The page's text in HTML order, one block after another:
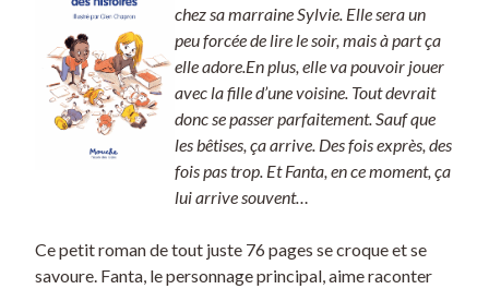
chez sa marraine Sylvie. Elle sera un
peu forcée de lire le soir, mais à part ça
elle adore.En plus, elle va pouvoir jouer
avec la fille d’une voisine. Tout devrait
donc se passer parfaitement. Sauf que
les bêtises, ça arrive. Des fois exprès, des
fois pas trop. Et Fanta, en ce moment, ça
lui arrive souvent…
Ce petit roman de tout juste 76 pages se croque et se
savoure. Fanta, le personnage principal, aime raconter